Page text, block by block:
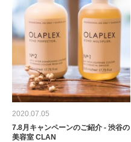
2020.07.05
7.8月キャンペーンのご紹介 - 渋谷の
美容室 CLAN